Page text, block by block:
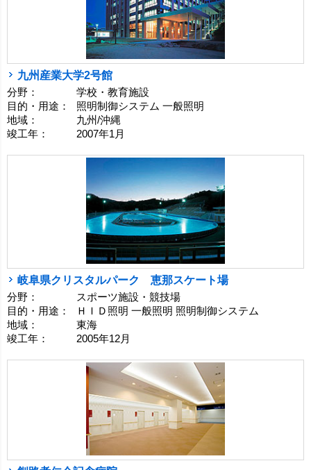
九州産業大学2号館
分野：
学校・教育施設
目的・用途：
照明制御システム 一般照明
地域：
九州/沖縄
竣工年：
2007年1月
岐阜県クリスタルパーク 恵那スケート場
分野：
スポーツ施設・競技場
目的・用途：
ＨＩＤ照明 一般照明 照明制御システム
地域：
東海
竣工年：
2005年12月